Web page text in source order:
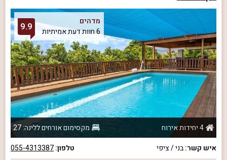
מדהים
6 חוות דעת אמיתיות
9.9
4 יחידות אירוח
מקסימום אורחים ללינה: 27
איש קשר:בני / ציפי טלפון:055-4313387